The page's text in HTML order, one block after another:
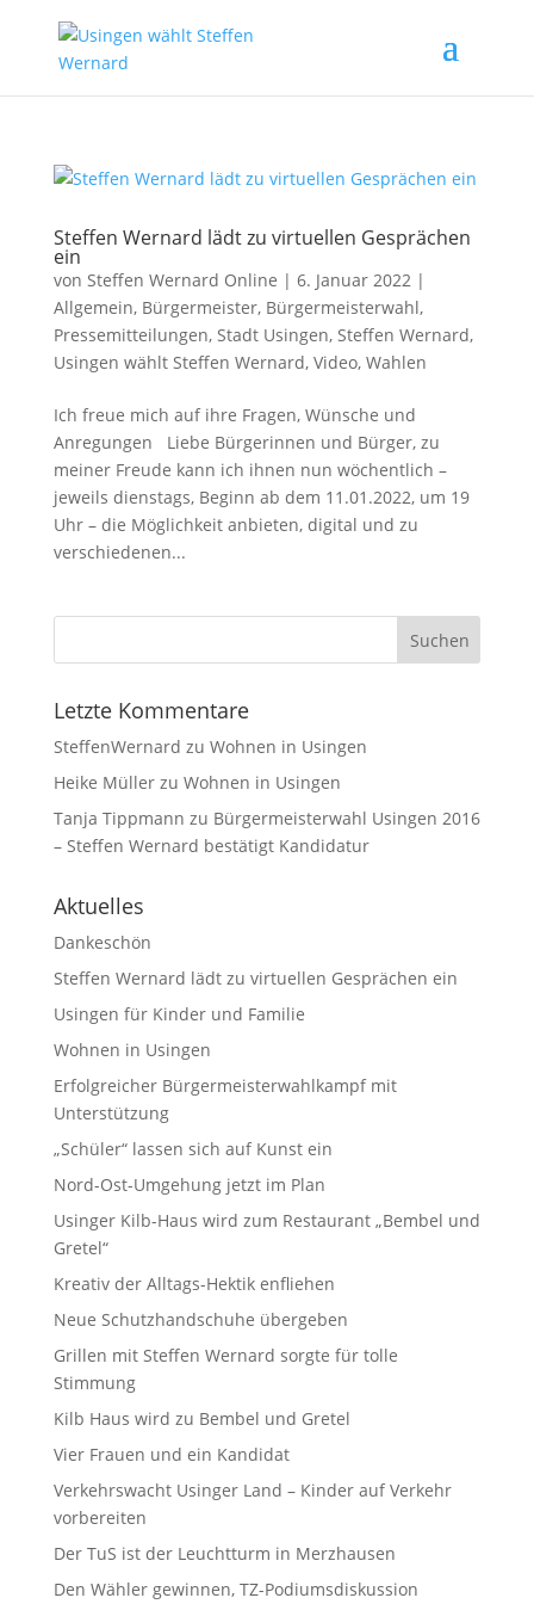
Steffen Wernard lädt zu virtuellen Gesprächen
ein
von Steffen Wernard Online | 6. Januar 2022|
Allgemein, Bürgermeister, Bürgermeisterwahl,
Pressemitteilungen, Stadt Usingen, Steffen Wernard,
Usingen wählt Steffen Wernard, Video, Wahlen
Ich freue mich auf ihre Fragen, Wünsche und
Anregungen Liebe Bürgerinnen und Bürger, zu
meiner Freude kann ich ihnen nun wöchentlich –
jeweils dienstags, Beginn ab dem 11.01.2022, um 19
Uhr – die Möglichkeit anbieten, digital und zu
verschiedenen...
Letzte Kommentare
SteffenWernard zu Wohnen in Usingen
Heike Müllerzu Wohnen in Usingen
Tanja Tippmann zu Bürgermeisterwahl Usingen 2016
– Steffen Wernard bestätigt Kandidatur
Aktuelles
Dankeschön
Steffen Wernard lädt zu virtuellen Gesprächen ein
Usingen für Kinder und Familie
Wohnen in Usingen
Erfolgreicher Bürgermeisterwahlkampf mit
Unterstützung
„Schüler“ lassen sich auf Kunst ein
Nord-Ost-Umgehung jetzt im Plan
Usinger Kilb-Haus wird zum Restaurant „Bembel und
Gretel“
Kreativ der Alltags-Hektik enfliehen
Neue Schutzhandschuhe übergeben
Grillen mit Steffen Wernard sorgte für tolle
Stimmung
Kilb Haus wird zu Bembel und Gretel
Vier Frauen und ein Kandidat
Verkehrswacht Usinger Land – Kinder auf Verkehr
vorbereiten
Der TuS ist der Leuchtturm in Merzhausen
Den Wähler gewinnen, TZ-Podiumsdiskussion